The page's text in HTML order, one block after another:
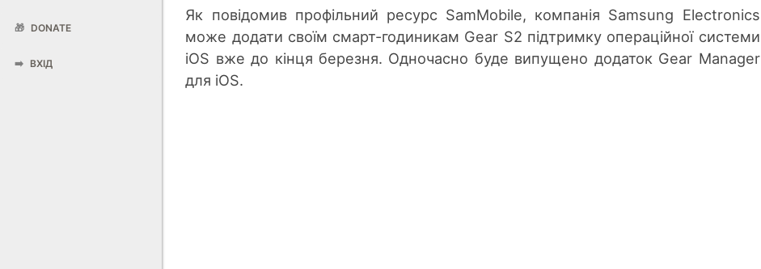
🎁 DONATE
➡️ ВХІД
Як повідомив профільний ресурс SamMobile, компанія Samsung Electronics
може додати своїм смарт-годиникам Gear S2 підтримку операційної системи
iOS вже до кінця березня. Одночасно буде випущено додаток Gear Manager
для iOS.